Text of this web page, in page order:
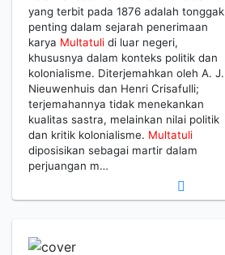
yang terbit pada 1876 adalah tonggak
penting dalam sejarah penerimaan
karya Multatuli di luar negeri,
khususnya dalam konteks politik dan
kolonialisme. Diterjemahkan oleh A. J.
Nieuwenhuis dan Henri Crisafulli;
terjemahannya tidak menekankan
kualitas sastra, melainkan nilai politik
dan kritik kolonialisme. Multatuli
diposisikan sebagai martir dalam
perjuangan m…